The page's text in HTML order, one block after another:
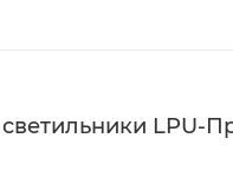
LPU-